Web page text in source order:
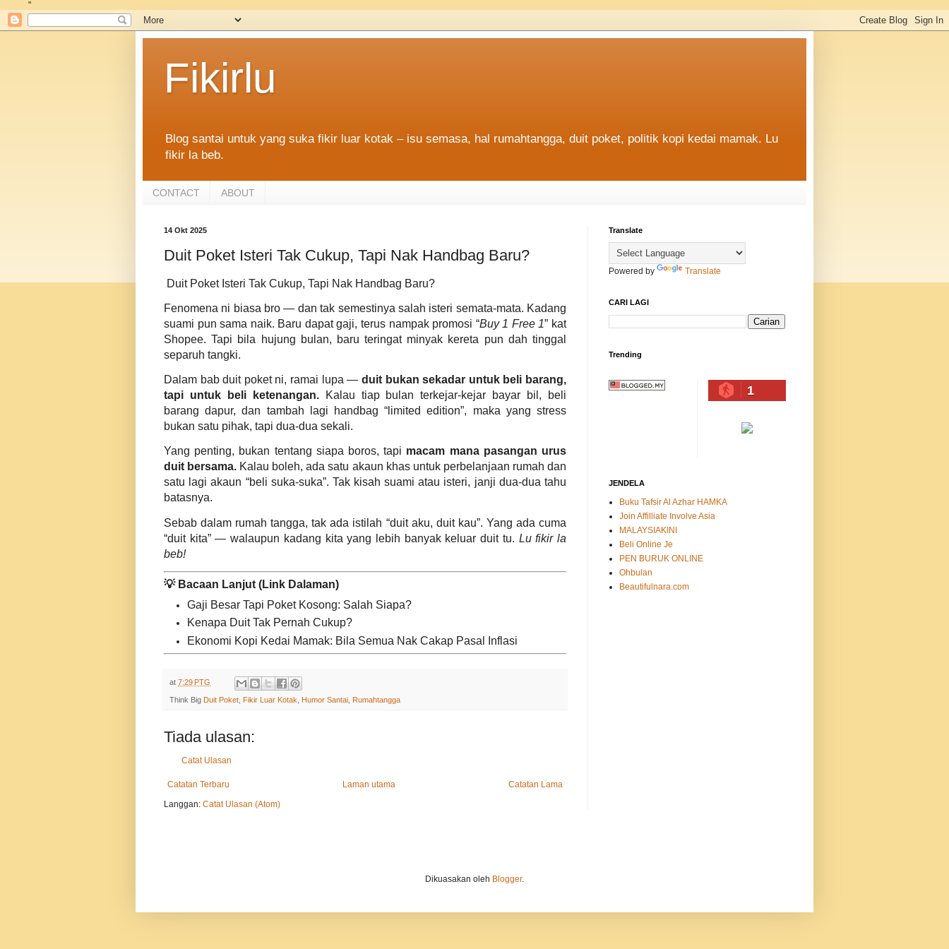
"
Fikirlu
Blog santai untuk yang suka fikir luar kotak – isu semasa, hal rumahtangga, duit poket, politik kopi kedai mamak. Lu
fikir la beb.
CONTACT ABOUT
14 Okt 2025
Duit Poket Isteri Tak Cukup, Tapi Nak Handbag Baru?
Duit Poket Isteri Tak Cukup, Tapi Nak Handbag Baru?
Fenomena ni biasa bro — dan tak semestinya salah isteri semata-mata. Kadang
suami pun sama naik. Baru dapat gaji, terus nampak promosi “Buy 1 Free 1” kat
Shopee. Tapi bila hujung bulan, baru teringat minyak kereta pun dah tinggal
separuh tangki.
Dalam bab duit poket ni, ramai lupa — duit bukan sekadar untuk beli barang,
tapi untuk beli ketenangan.Kalau tiap bulan terkejar-kejar bayar bil, beli
barang dapur, dan tambah lagi handbag “limited edition”, maka yang stress
bukan satu pihak, tapi dua-dua sekali.
Yang penting, bukan tentang siapa boros, tapi macam mana pasangan urus
duit bersama. Kalau boleh, ada satu akaun khas untuk perbelanjaan rumah dan
satu lagi akaun “beli suka-suka”. Tak kisah suami atau isteri, janji dua-dua tahu
batasnya.
Sebab dalam rumah tangga, tak ada istilah “duit aku, duit kau”. Yang ada cuma
“duit kita” — walaupun kadang kita yang lebih banyak keluar duit tu. Lu fikir la
beb!
💡 Bacaan Lanjut (Link Dalaman)
Gaji Besar Tapi Poket Kosong: Salah Siapa?
Kenapa Duit Tak Pernah Cukup?
Ekonomi Kopi Kedai Mamak: Bila Semua Nak Cakap Pasal Inflasi
at 7:29 PTG
Think Big Duit Poket Fikir Luar Kotak Humor Santai Rumahtangga
Tiada ulasan:
Catat Ulasan
Catatan Terbaru Catatan Lama
Laman utama
Langgan: Catat Ulasan (Atom)
Translate
Powered by Translate
CARI LAGI
Trending
1
JENDELA
Buku Tafsir Al Azhar HAMKA
Join Affilliate Involve Asia
MALAYSIAKINI
Beli Online Je
PEN BURUK ONLINE
Ohbulan
Beautifulnara.com
Dikuasakan oleh Blogger.